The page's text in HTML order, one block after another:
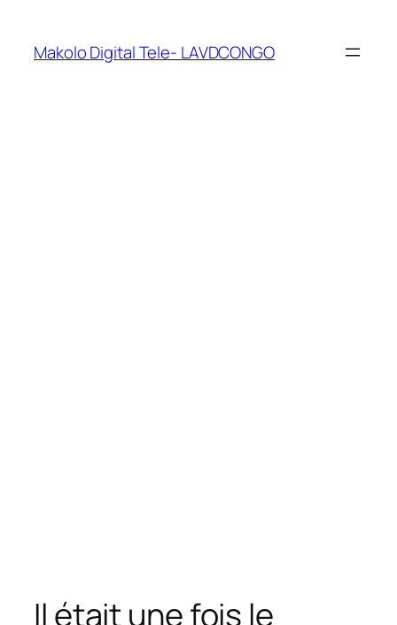
Makolo Digital Tele- LAVDCONGO
Il était une fois le